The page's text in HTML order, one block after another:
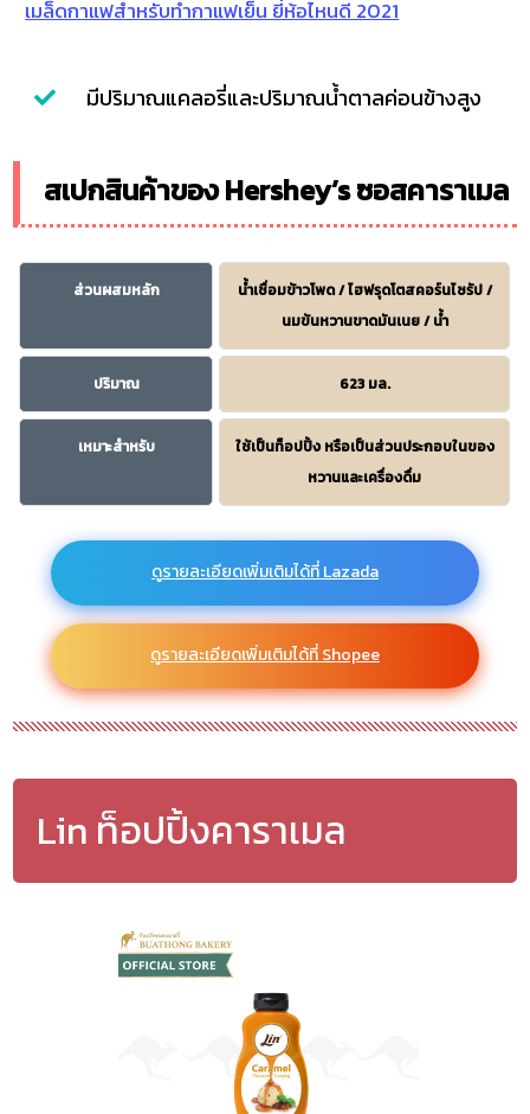
เมล็ดกาแฟสำหรับทำกาแฟเย็น ยี่ห้อไหนดี 2021
มีปริมาณแคลอรี่และปริมาณน้ำตาลค่อนข้างสูง
สเปกสินค้าของ Hershey’s ซอสคาราเมล
ส่วนผสมหลัก
น้ำเชื่อมข้าวโพด / ไฮฟรุดโตสคอร์นไซรัป /
นมข้นหวานขาดมันเนย / น้ำ
ปริมาณ 623 มล.
เหมาะสำหรับ
ใช้เป็นท็อปปิ้ง หรือเป็นส่วนประกอบในของ
หวานและเครื่องดื่ม
ดูรายละเอียดเพิ่มเติมได้ที่ Lazada
ดูรายละเอียดเพิ่มเติมได้ที่ Shopee
Lin ท็อปปิ้งคาราเมล